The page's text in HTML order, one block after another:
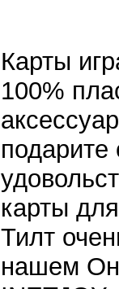
Карты
100%
подарите
карты
Тилт
нашем